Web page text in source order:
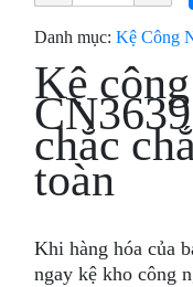
Danh mục:Kệ Công
Kệ
chắc
toàn
Khi hàng hóa của
ngay kệ kho công